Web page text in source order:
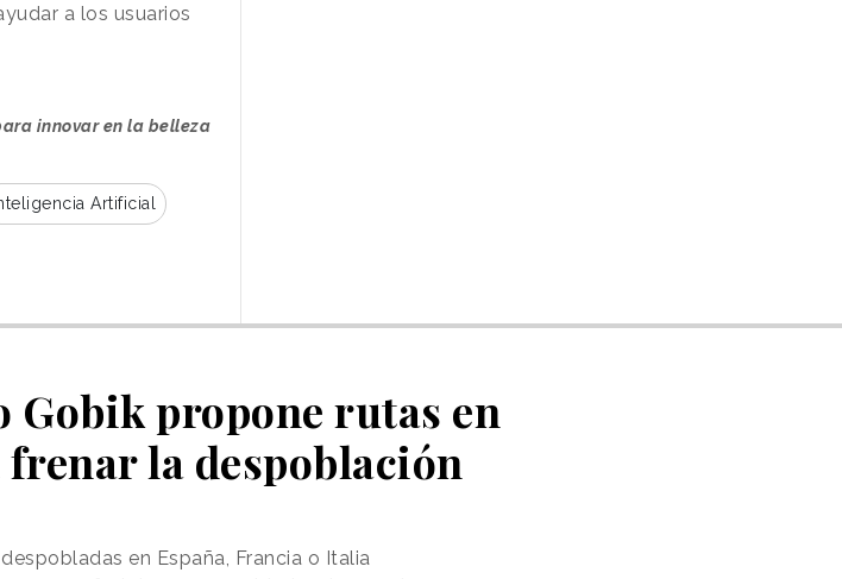
a los usuarios
innovar en la belleza
Artificial
Gobik propone rutas en
la despoblación
en España, Francia o Italia